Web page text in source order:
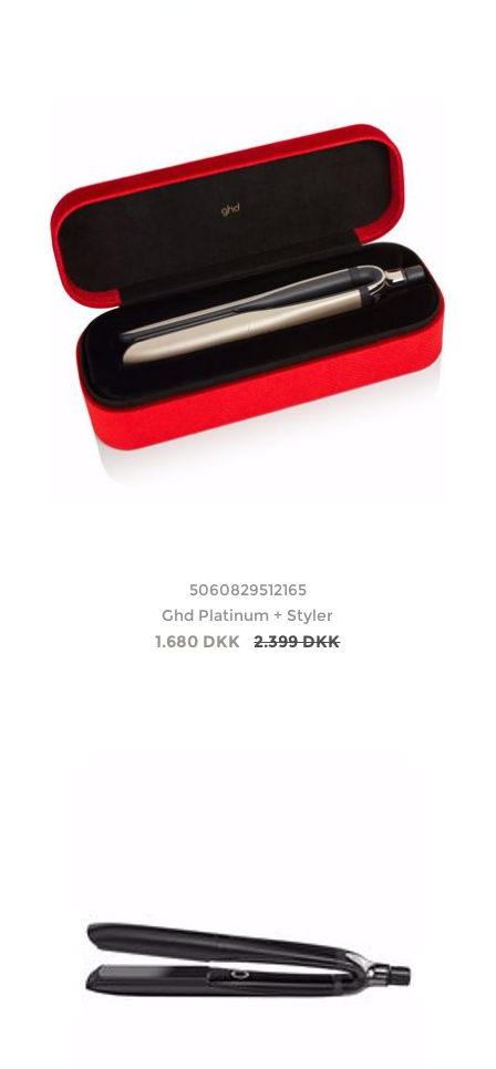
5060829512165
Ghd Platinum + Styler
1.680 DKK 2.399 DKK